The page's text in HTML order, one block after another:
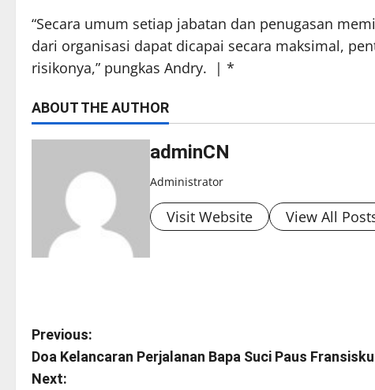
“Secara umum setiap jabatan dan penugasan
dari organisasi dapat dicapai secara maksimal,
risikonya,” pungkas Andry. | *
ABOUT THE AUTHOR
adminCN
Administrator
Visit Website View All
P
o
Previous:
Doa Kelancaran Perjalanan Bapa Suci Paus
Next: